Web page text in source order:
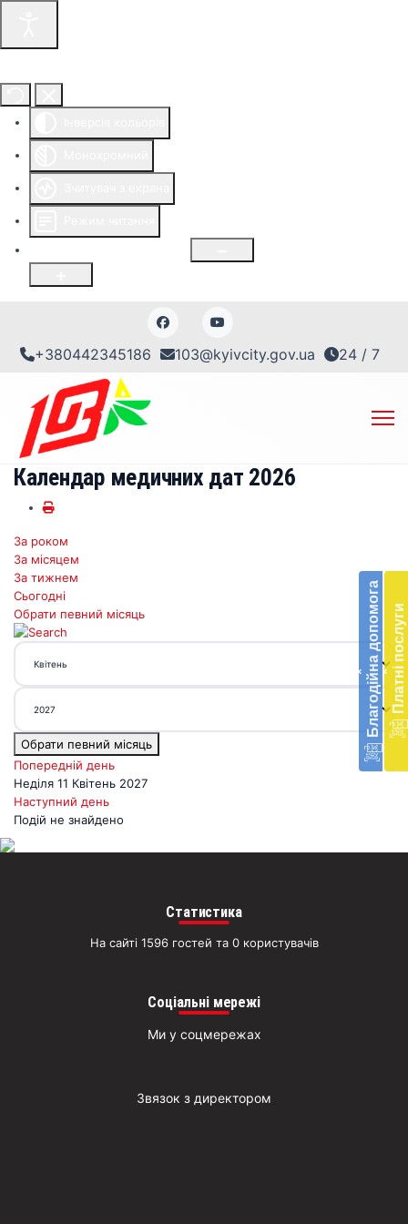
+380442345186 103@kyivcity.gov.ua 24 / 7
‹ Благодійна допомогав
‹ Платні послуги
Календар медичних дат 2026
За роком
За місяцем
За тижнем
Сьогодні
Обрати певний місяць
Обрати певний місяць
Попередній день
Неділя 11 Квітень 2027
Наступний день
Подій не знайдено
Статистика
На сайті 1596 гостей та 0 користувачів
Соціальні мережі
Ми у соцмережах
Звязок з директором